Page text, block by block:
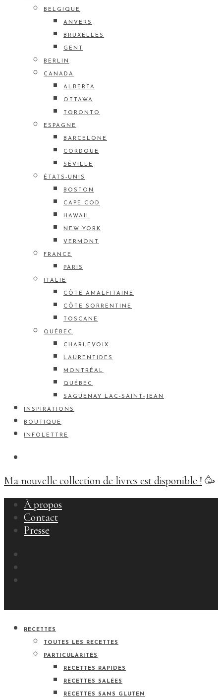
BELGIQUE
ANVERS
BRUXELLES
GENT
BERLIN
CANADA
ALBERTA
OTTAWA
TORONTO
ESPAGNE
BARCELONE
CORDOUE
SÉVILLE
ÉTATS-UNIS
BOSTON
CAPE COD
HAWAII
NEW YORK
VERMONT
FRANCE
PARIS
ITALIE
CÔTE AMALFITAINE
CÔTE SORRENTINE
TOSCANE
QUÉBEC
CHARLEVOIX
LAURENTIDES
MONTRÉAL
QUÉBEC
SAGUENAY LAC-SAINT-JEAN
INSPIRATIONS
BOUTIQUE
INFOLETTRE
Ma nouvelle collection de livres est disponible ! 🥳
À propos
Contact
Presse
RECETTES
TOUTES LES RECETTES
PARTICULARITÉS
RECETTES RAPIDES
RECETTES SALÉES
RECETTES SANS GLUTEN